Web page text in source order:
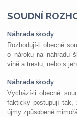
SOUDNÍ
Náhrada škody
Rozhodují-li obecné
o nároku na náhradu
vině a trestu, nebo s
Náhrada škody
Vychází-li obecné
fakticky postupují tak,
újmy způsobené